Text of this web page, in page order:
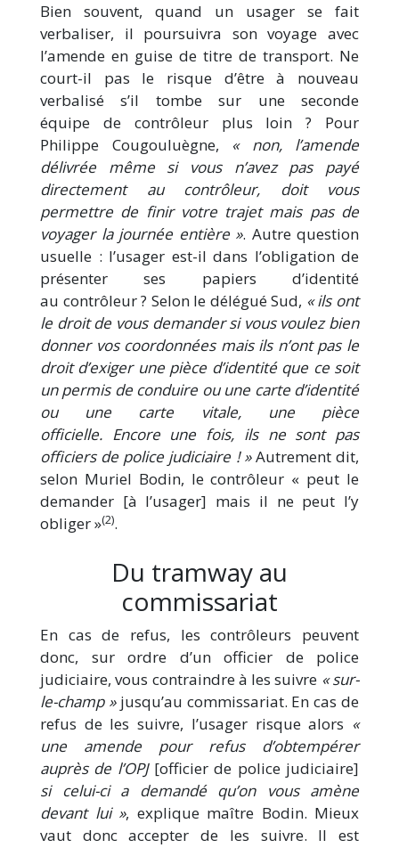
Bien souvent, quand un usager se fait
verbaliser, il poursuivra son voyage avec
l’amende en guise de titre de transport. Ne
court-il pas le risque d’être à nouveau
verbalisé s’il tombe sur une seconde
équipe de contrôleur plus loin ? Pour
Philippe Cougouluègne, « non, l’amende
délivrée même si vous n’avez pas payé
directement au contrôleur, doit vous
permettre de finir votre trajet mais pas de
voyager la journée entière ». Autre question
usuelle : l’usager est-il dans l’obligation de
présenter ses papiers d’identité
au contrôleur ? Selon le délégué Sud, « ils ont
le droit de vous demander si vous voulez bien
donner vos coordonnées mais ils n’ont pas le
droit d’exiger une pièce d’identité que ce soit
un permis de conduire ou une carte d’identité
ou une carte vitale, une pièce
officielle. Encore une fois, ils ne sont pas
officiers de police judiciaire ! »Autrement dit,
selon Muriel Bodin, le contrôleur « peut le
demander [à l’usager] mais il ne peut l’y
obliger »(2).
Du tramway au
commissariat
En cas de refus, les contrôleurs peuvent
donc, sur ordre d’un officier de police
judiciaire, vous contraindre à les suivre « sur-
le-champ »jusqu’au commissariat. En cas de
refus de les suivre, l’usager risque alors «
une amende pour refus d’obtempérer
auprès de l’OPJ[officier de police judiciaire]
si celui-ci a demandé qu’on vous amène
devant lui », explique maître Bodin. Mieux
vaut donc accepter de les suivre. Il est